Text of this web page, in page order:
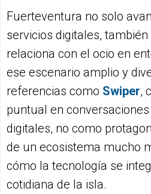
Fuerteventura no solo
servicios digitales,
relaciona con el ocio en
ese escenario amplio y
referencias como Swiper,
puntual en
digitales, no como
de un ecosistema mucho
cómo la tecnología se
cotidiana de la isla.